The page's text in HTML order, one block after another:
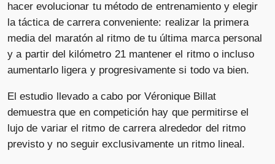
hacer evolucionar tu método de entrenamiento y elegir
la táctica de carrera conveniente: realizar la primera
media del maratón al ritmo de tu última marca personal
y a partir del kilómetro 21 mantener el ritmo o incluso
aumentarlo ligera y progresivamente si todo va bien.
El estudio llevado a cabo por Véronique Billat
demuestra que en competición hay que permitirse el
lujo de variar el ritmo de carrera alrededor del ritmo
previsto y no seguir exclusivamente un ritmo lineal.